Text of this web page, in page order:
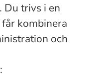
Du trivs i en
kombinera
och